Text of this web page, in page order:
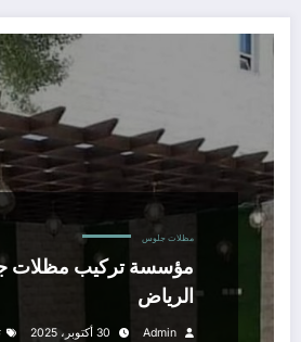
مظلات جلوس
مؤسسة تركيب مظلات
الرياض
Admin 30 أكتوبر، 2025